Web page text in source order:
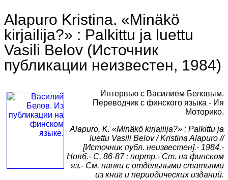
Alapuro Kristina. «Minäkӧ
kirjailija?» : Palkittu ja luettu
Vasili Belov (Источник
публикации неизвестен, 1984)
Интервью с Василием Беловым.
Переводчик с финского языка - Ия
Моторико.
Alapuro, K. «Minäkӧ kirjailija?» : Palkittu ja
luettu Vasili Belov / Kristina Alapuro //
[Источник публ. неизвестен].- 1984.-
Нояб.- С. 86-87 : портр.- Ст. на финском
яз.- См. папки с отдельными статьями
из книг и периодических изданий.